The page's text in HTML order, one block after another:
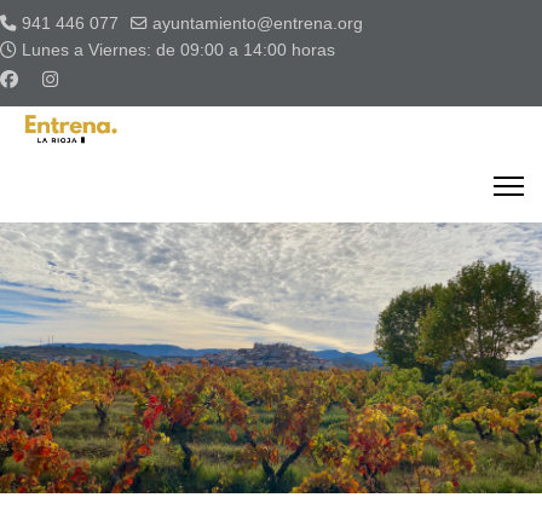
941 446 077
ayuntamiento@entrena.org
Lunes a Viernes: de 09:00 a 14:00 horas